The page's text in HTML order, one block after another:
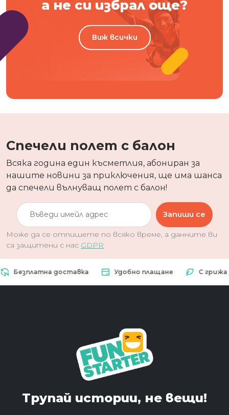
а не си избрал още?
Виж всички
Спечели полет с балон
Всяка година един късметлия, абониран за
нашите новини за приключения, ще има шанса
да спечели вълнуващ полет с балон!
Запиши се
Може да се отпишете по всяко време, а данните ви
са защитени с нас GDPR
доставка Удобно плащане С грижа за
Трупай истории, не вещи!